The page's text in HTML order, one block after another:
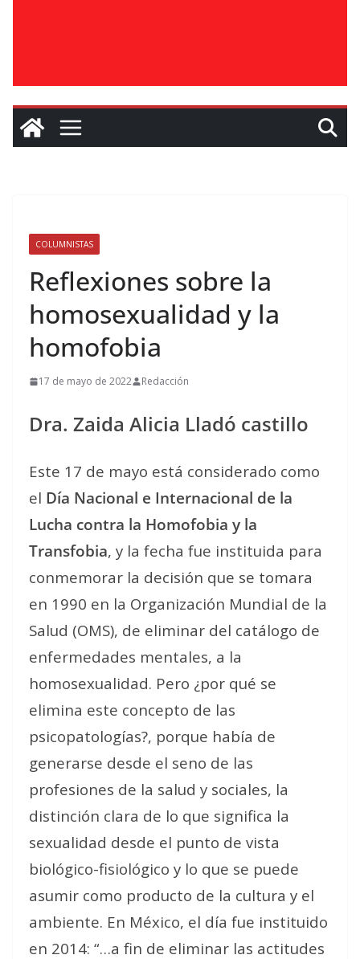
COLUMNISTAS
Reflexiones sobre la
homosexualidad y la
homofobia
17 de mayo de 2022 Redacción
Dra. Zaida Alicia Lladó castillo
Este 17 de mayo está considerado como
el Día Nacional e Internacional de la
Lucha contra la Homofobia y la
Transfobia, y la fecha fue instituida para
conmemorar la decisión que se tomara
en 1990 en la Organización Mundial de la
Salud (OMS), de eliminar del catálogo de
enfermedades mentales, a la
homosexualidad. Pero ¿por qué se
elimina este concepto de las
psicopatologías?, porque había de
generarse desde el seno de las
profesiones de la salud y sociales, la
distinción clara de lo que significa la
sexualidad desde el punto de vista
biológico-fisiológico y lo que se puede
asumir como producto de la cultura y el
ambiente. En México, el día fue instituido
en 2014: “…a fin de eliminar las actitudes